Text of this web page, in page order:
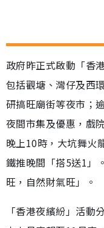
政府昨正式啟動「香
包括觀塘、灣仔及西
研搞旺廟街等夜市；
夜間市集及優惠，戲
晚上10時，大坑舞火
鐵推晚間「搭5送1」
旺，自然財氣旺」。
「香港夜繽紛」活動